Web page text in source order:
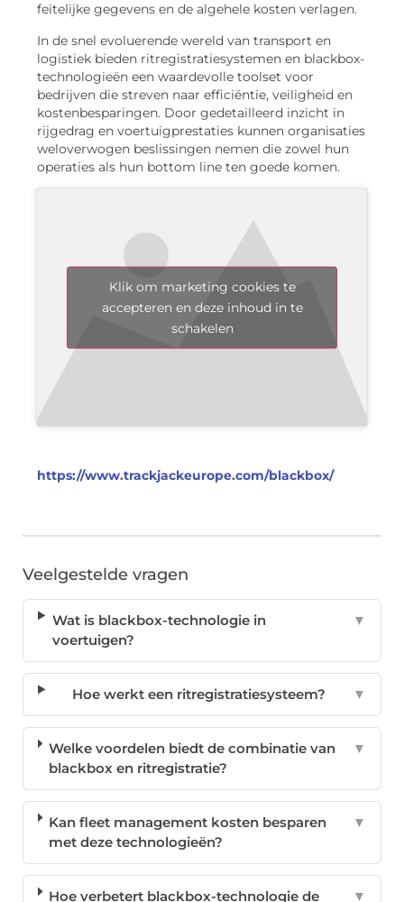
feitelijke gegevens en de algehele kosten verlagen.
In de snel evoluerende wereld van transport en
logistiek bieden ritregistratiesystemen en blackbox-
technologieën een waardevolle toolset voor
bedrijven die streven naar efficiëntie, veiligheid en
kostenbesparingen. Door gedetailleerd inzicht in
rijgedrag en voertuigprestaties kunnen organisaties
weloverwogen beslissingen nemen die zowel hun
operaties als hun bottom line ten goede komen.
Klik om marketing cookies te
accepteren en deze inhoud in te
schakelen
https://www.trackjackeurope.com/blackbox/
Veelgestelde vragen
Wat is blackbox-technologie in
voertuigen?
▼
Hoe werkt een ritregistratiesysteem? ▼
Welke voordelen biedt de combinatie van
blackbox en ritregistratie?
▼
Kan fleet management kosten besparen
met deze technologieën?
▼
Hoe verbetert blackbox-technologie de ▼